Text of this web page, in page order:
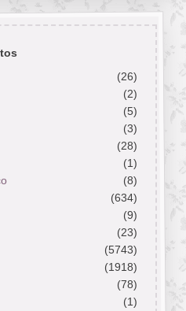
(26)
(2)
(5)
(3)
(28)
(1)
(8)
(634)
(9)
(23)
(5743)
(1918)
(78)
(1)